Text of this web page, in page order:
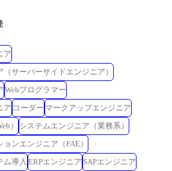
ア
サーバーサイドエンジニア）
Webプログラマー
ア コーダー マークアップエンジニア
）
システムエンジニア（業務系）
ンエンジニア（FAE）
ム導入 ERPエンジニア SAPエンジニア